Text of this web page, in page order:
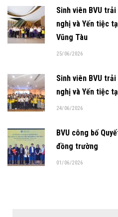
Sinh viên BVU
nghị và Yến tiệc
Vũng Tàu
25/06/2026
Sinh viên BVU
nghị và Yến tiệc
24/06/2026
BVU công bố
đồng trường
01/06/2026